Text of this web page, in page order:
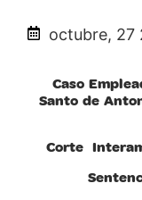
octubre, 27
Caso
Santo de
Corte